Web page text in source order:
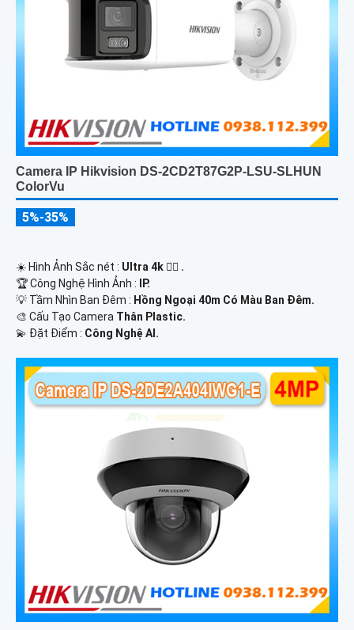
Camera IP Hikvision DS-2CD2T87G2P-LSU-SLHUN
ColorVu
5%-35%
☀️ Hình Ảnh Sắc nét : Ultra 4k 👍🏾 .
🏆 Công Nghệ Hình Ảnh :
IP.
💡 Tầm Nhìn Ban Đêm : Hồng Ngoại 40m Có Màu Ban Ðêm.
🎨 Cấu Tạo Camera Thân Plastic.
️💫 Đặt Điểm : Công Nghệ AI.